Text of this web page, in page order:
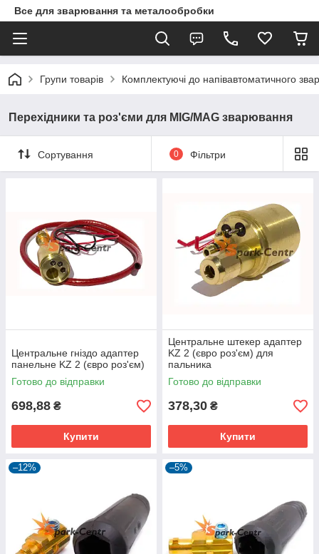
Все для зварювання та металообробки
Групи товарів Комплектуючі до напівавтоматичного
Перехідники та роз'єми для MIG/MAG зварювання
Сортування 0 Фільтри
Центральне гніздо адаптер
панельне KZ 2 (євро роз'єм)
Готово до відправки
698,88 ₴
Купити
Центральне штекер адаптер
KZ 2 (євро роз'єм) для
пальника
Готово до відправки
378,30 ₴
Купити
–12% –5%